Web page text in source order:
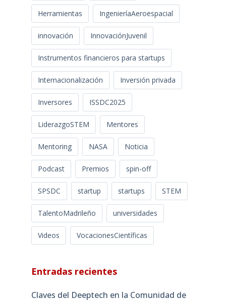
Herramientas IngenieríaAeroespacial
innovación InnovaciónJuvenil
Instrumentos financieros para startups
Internacionalización Inversión privada
Inversores ISSDC2025
LiderazgoSTEM Mentores
Mentoring NASA Noticia
Podcast Premios spin-off
SPSDC startup startups STEM
TalentoMadrileño universidades
Videos VocacionesCientíficas
Entradas recientes
Claves del Deeptech en la Comunidad de